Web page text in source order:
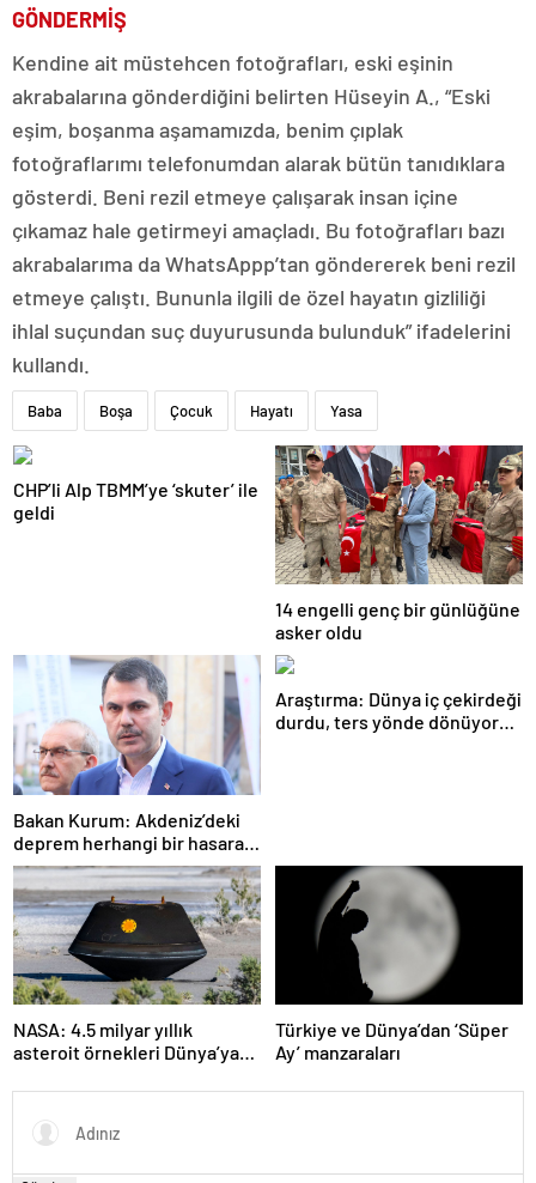
GÖNDERMİŞ
Kendine ait müstehcen fotoğrafları, eski eşinin
akrabalarına gönderdiğini belirten Hüseyin A., “Eski
eşim, boşanma aşamamızda, benim çıplak
fotoğraflarımı telefonumdan alarak bütün tanıdıklara
gösterdi. Beni rezil etmeye çalışarak insan içine
çıkamaz hale getirmeyi amaçladı. Bu fotoğrafları bazı
akrabalarıma da WhatsAppp’tan göndererek beni rezil
etmeye çalıştı. Bununla ilgili de özel hayatın gizliliği
ihlal suçundan suç duyurusunda bulunduk” ifadelerini
kullandı.
Baba Boşa Çocuk Hayatı Yasa
CHP’li Alp TBMM’ye ‘skuter’ ile
geldi
14 engelli genç bir günlüğüne
asker oldu
Bakan Kurum: Akdeniz’deki
deprem herhangi bir hasara
neden olmadı
Araştırma: Dünya iç çekirdeği
durdu, ters yönde dönüyor
NASA: 4.5 milyar yıllık
asteroit örnekleri Dünya’ya
başlangıcına ışık tutabilir
Türkiye ve Dünya’dan ‘Süper
Ay’ manzaraları